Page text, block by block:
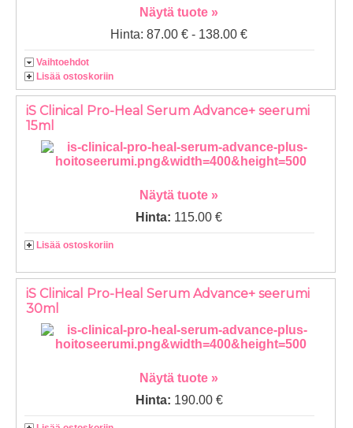
Näytä tuote »
Hinta: 87.00 € - 138.00 €
Vaihtoehdot
Lisää ostoskoriin
iS Clinical Pro-Heal Serum Advance+ seerumi
15ml
Näytä tuote »
Hinta: 115.00 €
Lisää ostoskoriin
iS Clinical Pro-Heal Serum Advance+ seerumi
30ml
Näytä tuote »
Hinta: 190.00 €